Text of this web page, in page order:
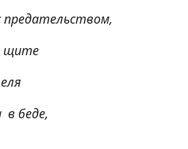
предательством,
щите
в беде,